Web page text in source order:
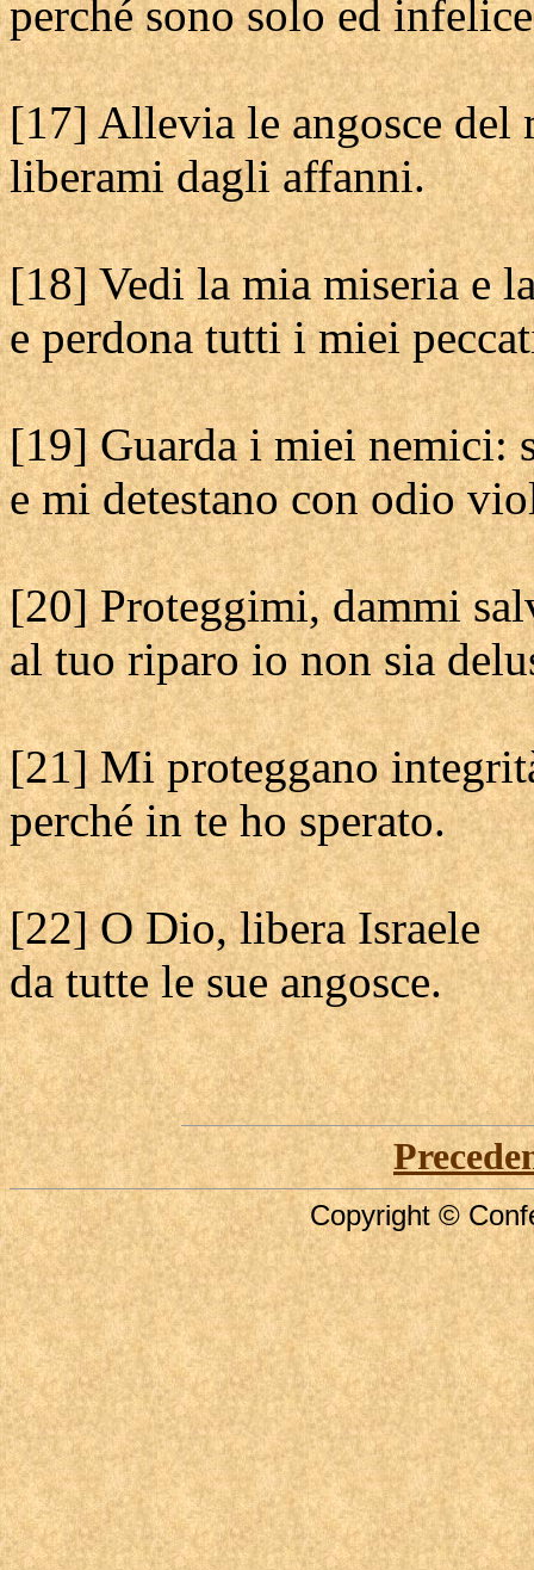
perché sono solo ed
[17] Allevia le angosce del
liberami dagli affanni.
[18] Vedi la mia miseria e
e perdona tutti i miei
[19] Guarda i miei nemici:
e mi detestano con odio
[20] Proteggimi, dammi
al tuo riparo io non sia
[21] Mi proteggano
perché in te ho sperato.
[22] O Dio, libera Israele
da tutte le sue angosce.
Copyright ©